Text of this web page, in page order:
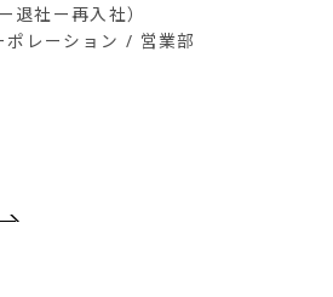
退社ー再入社）
ポレーション / 営業部